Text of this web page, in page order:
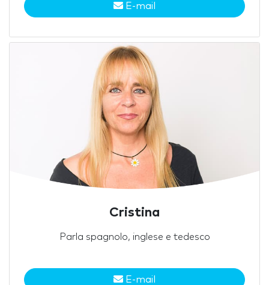
E-mail
Cristina
Parla spagnolo, inglese e tedesco
E-mail